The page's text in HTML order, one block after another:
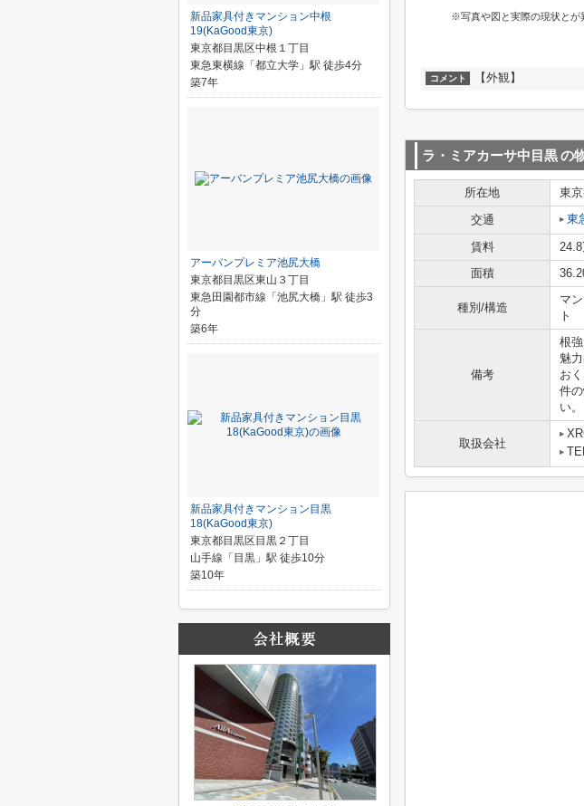
※写真や図と実際の現状とが
コメント 【外観】
ラ・ミアカーサ中目黒の
所在地 東
交通
東
賃料 24.8
面積
種別/構造
マ
ト
備考
根
魅
お
件
い。
取扱会社
新品家具付きマンション中根
19(KaGood東京)
東京都目黒区中根１丁目
東急東横線「都立大学」駅 徒歩4分
築7年
アーバンプレミア池尻大橋
東京都目黒区東山３丁目
東急田園都市線「池尻大橋」駅 徒歩3
分
築6年
新品家具付きマンション目黒
18(KaGood東京)
東京都目黒区目黒２丁目
山手線「目黒」駅 徒歩10分
築10年